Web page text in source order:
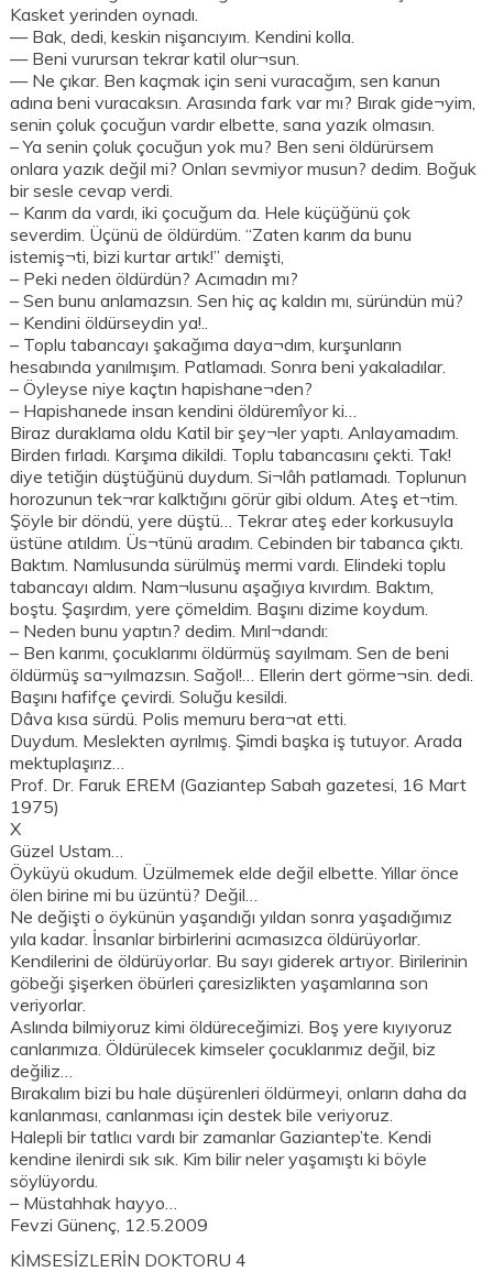
Kasket yerinden oynadı.
— Bak, dedi, keskin nişancıyım. Kendini kolla.
— Beni vurursan tekrar katil olur¬sun.
— Ne çıkar. Ben kaçmak için seni vuracağım, sen kanun
adına beni vuracaksın. Arasında fark var mı? Bırak gide¬yim,
senin çoluk çocuğun vardır elbette, sana yazık olmasın.
– Ya senin çoluk çocuğun yok mu? Ben seni öldürürsem
onlara yazık değil mi? Onları sevmiyor musun? dedim. Boğuk
bir sesle cevap verdi.
– Karım da vardı, iki çocuğum da. Hele küçüğünü çok
severdim. Üçünü de öldürdüm. “Zaten karım da bunu
istemiş¬ti, bizi kurtar artık!” demişti,
– Peki neden öldürdün? Acımadın mı?
– Sen bunu anlamazsın. Sen hiç aç kaldın mı, süründün mü?
– Kendini öldürseydin ya!..
– Toplu tabancayı şakağıma daya¬dım, kurşunların
hesabında yanılmışım. Patlamadı. Sonra beni yakaladılar.
– Öyleyse niye kaçtın hapishane¬den?
– Hapishanede insan kendini öldüremîyor ki…
Biraz duraklama oldu Katil bir şey¬ler yaptı. Anlayamadım.
Birden fırladı. Karşıma dikildi. Toplu tabancasını çekti. Tak!
diye tetiğin düştüğünü duydum. Si¬lâh patlamadı. Toplunun
horozunun tek¬rar kalktığını görür gibi oldum. Ateş et¬tim.
Şöyle bir döndü, yere düştü… Tekrar ateş eder korkusuyla
üstüne atıldım. Üs¬tünü aradım. Cebinden bir tabanca çıktı.
Baktım. Namlusunda sürülmüş mermi vardı. Elindeki toplu
tabancayı aldım. Nam¬lusunu aşağıya kıvırdım. Baktım,
boştu. Şaşırdım, yere çömeldim. Başını dizime koydum.
– Neden bunu yaptın? dedim. Mırıl¬dandı:
– Ben karımı, çocuklarımı öldürmüş sayılmam. Sen de beni
öldürmüş sa¬yılmazsın. Sağol!… Ellerin dert görme¬sin. dedi.
Başını hafifçe çevirdi. Soluğu kesildi.
Dâva kısa sürdü. Polis memuru bera¬at etti.
Duydum. Meslekten ayrılmış. Şimdi başka iş tutuyor. Arada
mektuplaşırız…
Prof. Dr. Faruk EREM (Gaziantep Sabah gazetesi, 16 Mart
1975)
X
Güzel Ustam…
Öyküyü okudum. Üzülmemek elde değil elbette. Yıllar önce
ölen birine mi bu üzüntü? Değil…
Ne değişti o öykünün yaşandığı yıldan sonra yaşadığımız
yıla kadar. İnsanlar birbirlerini acımasızca öldürüyorlar.
Kendilerini de öldürüyorlar. Bu sayı giderek artıyor. Birilerinin
göbeği şişerken öbürleri çaresizlikten yaşamlarına son
veriyorlar.
Aslında bilmiyoruz kimi öldüreceğimizi. Boş yere kıyıyoruz
canlarımıza. Öldürülecek kimseler çocuklarımız değil, biz
değiliz…
Bırakalım bizi bu hale düşürenleri öldürmeyi, onların daha da
kanlanması, canlanması için destek bile veriyoruz.
Halepli bir tatlıcı vardı bir zamanlar Gaziantep’te. Kendi
kendine ilenirdi sık sık. Kim bilir neler yaşamıştı ki böyle
söylüyordu.
– Müstahhak hayyo…
Fevzi Günenç, 12.5.2009
KİMSESİZLERİN DOKTORU 4